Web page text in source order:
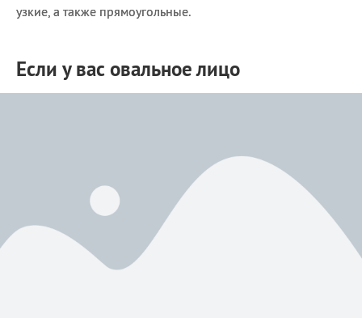
узкие, а также прямоугольные.
Если у вас овальное лицо